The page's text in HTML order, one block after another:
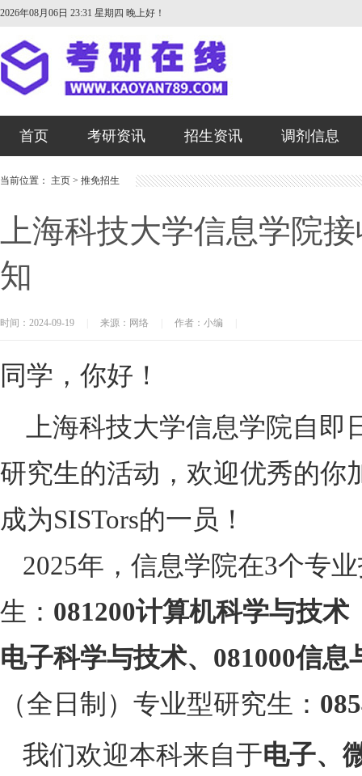
2026年08月06日 23:31 星期四 晚上好！
首页 考研资讯 招生资讯 调剂信息
当前位置： 主页 > 推免招生
上海科技大学信息学院
知
时间：2024-09-19 来源：网络 作者：小编
同学，你好！
上海科技大学信息学院自即
研究生的活动，欢迎优秀的你
成为SISTors的一员！
2025年，信息学院在3个专
生： 081200计算机科学与技术
电子科学与技术、 081000信息
（全日制）专业型研究生：
我们欢迎本科来自于电子、